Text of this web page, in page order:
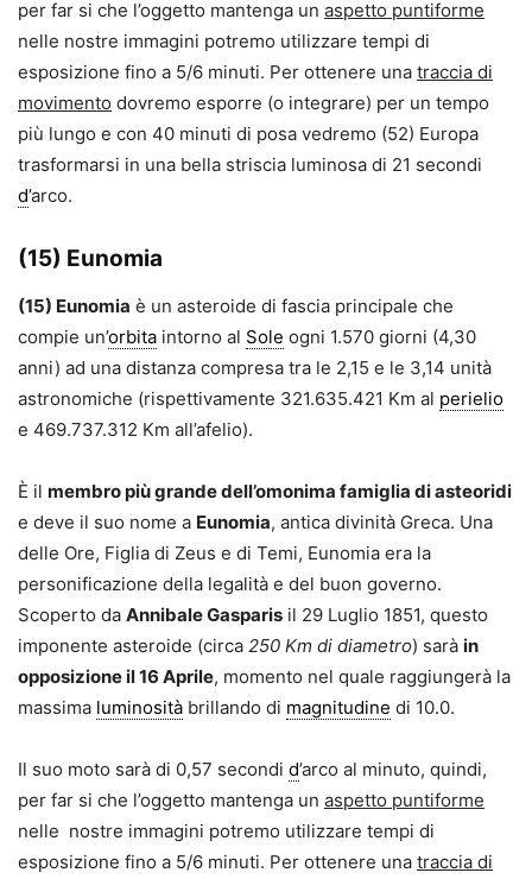
per far si che l’oggetto mantenga un aspetto puntiforme
nelle nostre immagini potremo utilizzare tempi di
esposizione fino a 5/6 minuti. Per ottenere una traccia di
movimento dovremo esporre (o integrare) per un tempo
più lungo e con 40 minuti di posa vedremo (52) Europa
trasformarsi in una bella striscia luminosa di 21 secondi
d’arco.
(15) Eunomia
(15) Eunomia è un asteroide di fascia principale che
compie un’orbita intorno al Sole ogni 1.570 giorni (4,30
anni) ad una distanza compresa tra le 2,15 e le 3,14 unità
astronomiche (rispettivamente 321.635.421 Km al perielio
e 469.737.312 Km all’afelio).
È il membro più grande dell’omonima famiglia di asteoridi
e deve il suo nome a Eunomia, antica divinità Greca. Una
delle Ore, Figlia di Zeus e di Temi, Eunomia era la
personificazione della legalità e del buon governo.
Scoperto da Annibale Gasparis il 29 Luglio 1851, questo
imponente asteroide (circa 250 Km di diametro) sarà in
opposizione il 16 Aprile, momento nel quale raggiungerà la
massima luminosità brillando di magnitudine di 10.0.
Il suo moto sarà di 0,57 secondi d’arco al minuto, quindi,
per far si che l’oggetto mantenga un aspetto puntiforme
nelle nostre immagini potremo utilizzare tempi di
esposizione fino a 5/6 minuti. Per ottenere una traccia di